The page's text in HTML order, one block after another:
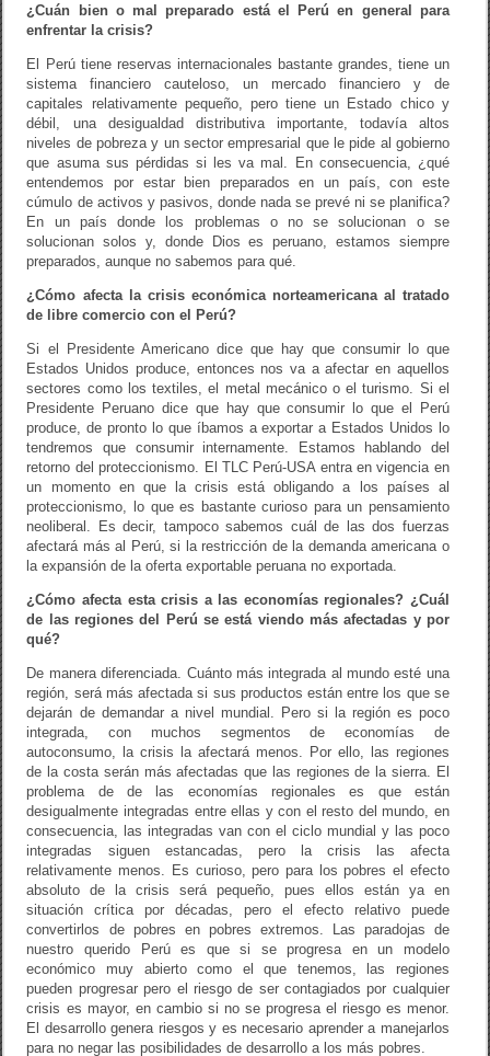
¿Cuán bien o mal preparado está el Perú en general para
enfrentar la crisis?
El Perú tiene reservas internacionales bastante grandes, tiene un
sistema financiero cauteloso, un mercado financiero y de
capitales relativamente pequeño, pero tiene un Estado chico y
débil, una desigualdad distributiva importante, todavía altos
niveles de pobreza y un sector empresarial que le pide al gobierno
que asuma sus pérdidas si les va mal. En consecuencia, ¿qué
entendemos por estar bien preparados en un país, con este
cúmulo de activos y pasivos, donde nada se prevé ni se planifica?
En un país donde los problemas o no se solucionan o se
solucionan solos y, donde Dios es peruano, estamos siempre
preparados, aunque no sabemos para qué.
¿Cómo afecta la crisis económica norteamericana al tratado
de libre comercio con el Perú?
Si el Presidente Americano dice que hay que consumir lo que
Estados Unidos produce, entonces nos va a afectar en aquellos
sectores como los textiles, el metal mecánico o el turismo. Si el
Presidente Peruano dice que hay que consumir lo que el Perú
produce, de pronto lo que íbamos a exportar a Estados Unidos lo
tendremos que consumir internamente. Estamos hablando del
retorno del proteccionismo. El TLC Perú-USA entra en vigencia en
un momento en que la crisis está obligando a los países al
proteccionismo, lo que es bastante curioso para un pensamiento
neoliberal. Es decir, tampoco sabemos cuál de las dos fuerzas
afectará más al Perú, si la restricción de la demanda americana o
la expansión de la oferta exportable peruana no exportada.
¿Cómo afecta esta crisis a las economías regionales? ¿Cuál
de las regiones del Perú se está viendo más afectadas y por
qué?
De manera diferenciada. Cuánto más integrada al mundo esté una
región, será más afectada si sus productos están entre los que se
dejarán de demandar a nivel mundial. Pero si la región es poco
integrada, con muchos segmentos de economías de
autoconsumo, la crisis la afectará menos. Por ello, las regiones
de la costa serán más afectadas que las regiones de la sierra. El
problema de de las economías regionales es que están
desigualmente integradas entre ellas y con el resto del mundo, en
consecuencia, las integradas van con el ciclo mundial y las poco
integradas siguen estancadas, pero la crisis las afecta
relativamente menos. Es curioso, pero para los pobres el efecto
absoluto de la crisis será pequeño, pues ellos están ya en
situación crítica por décadas, pero el efecto relativo puede
convertirlos de pobres en pobres extremos. Las paradojas de
nuestro querido Perú es que si se progresa en un modelo
económico muy abierto como el que tenemos, las regiones
pueden progresar pero el riesgo de ser contagiados por cualquier
crisis es mayor, en cambio si no se progresa el riesgo es menor.
El desarrollo genera riesgos y es necesario aprender a manejarlos
para no negar las posibilidades de desarrollo a los más pobres.